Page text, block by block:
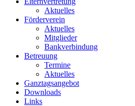
Aktuelles
Förderverein
Aktuelles
Mitglieder
Bankverbindung
Betreuung
Termine
Aktuelles
Ganztagsangebot
Downloads
Links